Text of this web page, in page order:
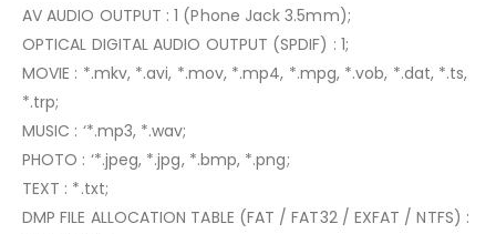
AV AUDIO OUTPUT : 1 (Phone Jack 3.5mm);
OPTICAL DIGITAL AUDIO OUTPUT (SPDIF) : 1;
MOVIE : *.mkv, *.avi, *.mov, *.mp4, *.mpg, *.vob, *.dat, *.ts,
*.trp;
MUSIC : ‘*.mp3, *.wav;
PHOTO : ‘*.jpeg, *.jpg, *.bmp, *.png;
TEXT : *.txt;
DMP FILE ALLOCATION TABLE (FAT / FAT32 / EXFAT / NTFS) :